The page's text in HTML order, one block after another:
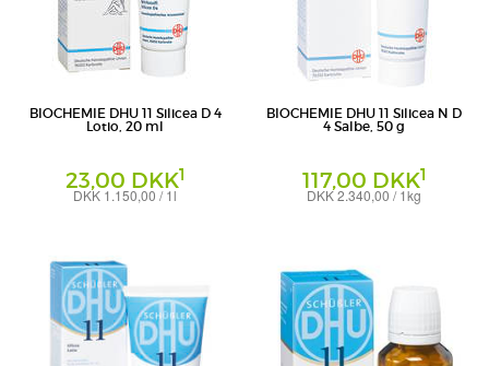
BIOCHEMIE DHU 11 Silicea D 4
Lotio, 20 ml
23,00 DKK1
DKK 1.150,00 / 1l
BIOCHEMIE DHU 11 Silicea N D
4 Salbe, 50 g
117,00 DKK1
DKK 2.340,00 / 1kg